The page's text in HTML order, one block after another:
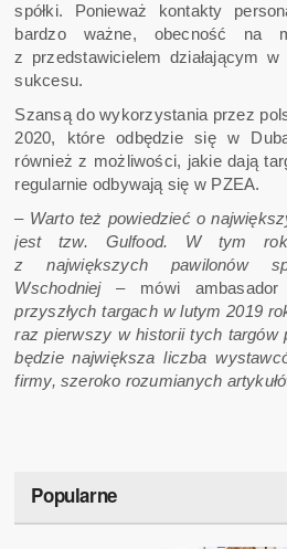
spółki. Ponieważ kontakty
bardzo ważne, obecność na
z przedstawicielem działającym
sukcesu.
Szansą do wykorzystania przez
2020, które odbędzie się w
również z możliwości, jakie dają
regularnie odbywają się w PZEA.
–Warto też powiedzieć o
jest tzw. Gulfood. W tym
z największych pawilonów
Wschodniej– mówi
przyszłych targach w lutym 2019
raz pierwszy w historii tych targów
będzie największa liczba
firmy, szeroko rozumianych
Popularne